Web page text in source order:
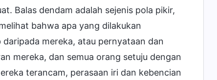
Balas dendam adalah sejenis pola pikir,
bahwa apa yang dilakukan
mereka, atau pernyataan dan
mereka, dan semua orang setuju dengan
terancam, perasaan iri dan kebencian